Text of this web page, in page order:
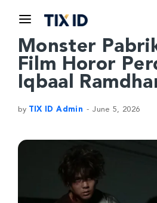
Monster
Film Horor
Iqbaal
by TIX ID Admin June 5, 2026